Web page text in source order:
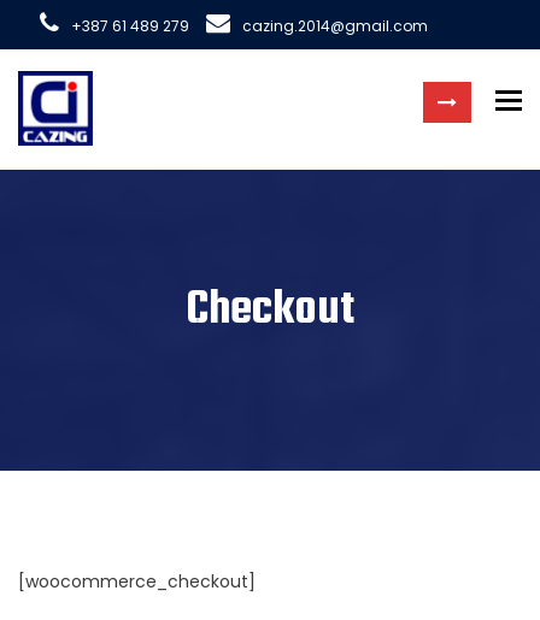
+387 61 489 279 cazing.2014@gmail.com
Checkout
[woocommerce_checkout]